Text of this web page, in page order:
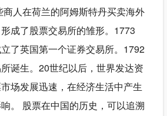
人在荷兰的阿姆斯特丹买卖海外
成了股票交易所的雏形。1773
了英国第一个证券交易所。1792
诞生。20世纪以后，世界发达资
场发展迅速，在经济生活中产生
。 股票在中国的历史，可以追溯